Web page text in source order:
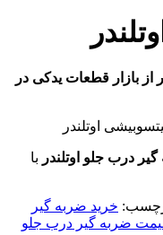
از بازار قطعات یدکی در
اوتلندر
درب جلو اوتلندر با
خرید ضربه گیر
ضربه گیر درب جلو